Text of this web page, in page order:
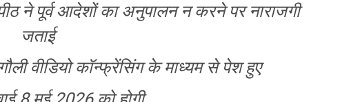
ने पूर्व आदेशों का अनुपालन न करने पर नाराजगी
जताई
वीडियो कॉन्फ्रेंसिंग के माध्यम से पेश हुए